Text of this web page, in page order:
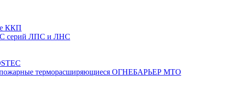
ККП
серий ЛПС и ЛНС
терморасширяющиеся ОГНЕБАРЬЕР МТО